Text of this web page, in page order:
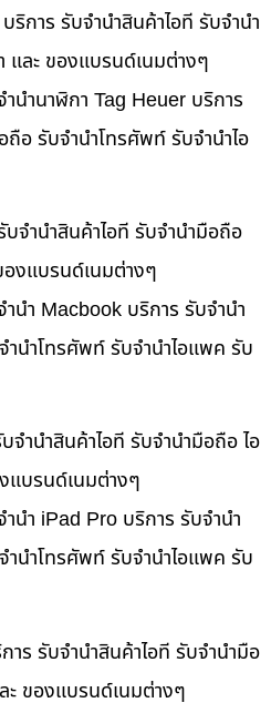
การ รับจำนำสินค้าไอที รับจำนำ
และ ของแบรนด์เนมต่างๆ
นำนาฬิกา Tag Heuer บริการ
อ รับจำนำโทรศัพท์ รับจำนำไอ
จำนำสินค้าไอที รับจำนำมือถือ
งแบรนด์เนมต่างๆ
นำ Macbook บริการ รับจำนำ
นำโทรศัพท์ รับจำนำไอแพค รับ
ำนำสินค้าไอที รับจำนำมือถือ ไอ
แบรนด์เนมต่างๆ
นำ iPad Pro บริการ รับจำนำ
นำโทรศัพท์ รับจำนำไอแพค รับ
ร รับจำนำสินค้าไอที รับจำนำมือ
ะ ของแบรนด์เนมต่างๆ